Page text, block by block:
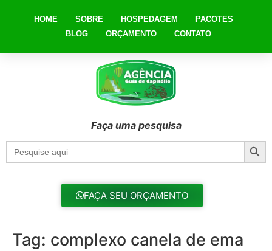
HOME SOBRE HOSPEDAGEM
PACOTES
BLOG
ORÇAMENTO CONTATO
Faça uma pesquisa
Search
for:
FAÇA SEU ORÇAMENTO
Tag: complexo canela de ema